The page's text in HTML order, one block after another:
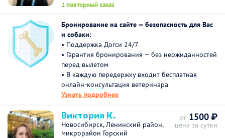
1 повторный заказ
Бронирование на сайте — безопасность для Вас
и собаки:
• Поддержка Догси 24/7
• Гарантия бронирования — без неожиданностей
перед вылетом
• В каждую передержку входит бесплатная
онлайн-консультация ветеринара
Узнать подробнее
Виктория К.
Новосибирск, Ленинский район,
микрорайон Горский
от 1500 ₽
цена за сутки